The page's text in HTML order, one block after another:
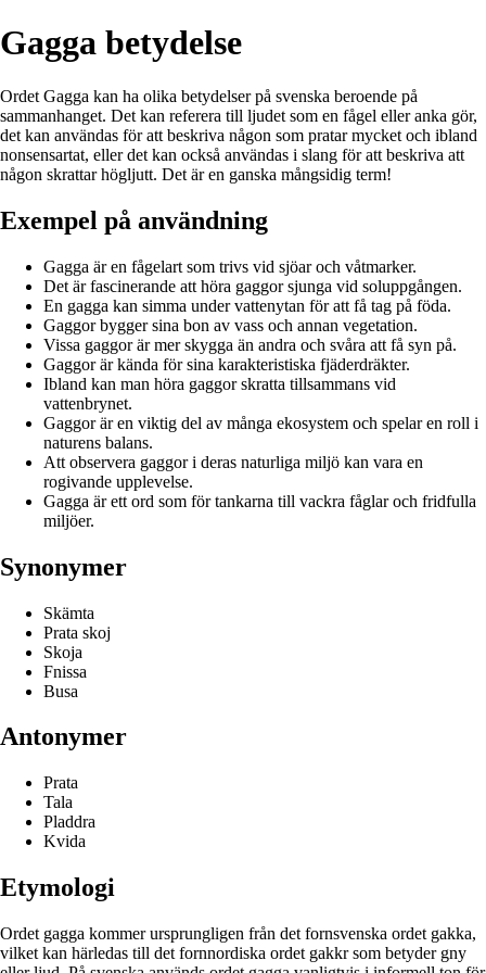
Gagga betydelse
Ordet Gagga kan ha olika betydelser på svenska beroende på
sammanhanget. Det kan referera till ljudet som en fågel eller anka gör,
det kan användas för att beskriva någon som pratar mycket och ibland
nonsensartat, eller det kan också användas i slang för att beskriva att
någon skrattar högljutt. Det är en ganska mångsidig term!
Exempel på användning
Gagga är en fågelart som trivs vid sjöar och våtmarker.
Det är fascinerande att höra gaggor sjunga vid soluppgången.
En gagga kan simma under vattenytan för att få tag på föda.
Gaggor bygger sina bon av vass och annan vegetation.
Vissa gaggor är mer skygga än andra och svåra att få syn på.
Gaggor är kända för sina karakteristiska fjäderdräkter.
Ibland kan man höra gaggor skratta tillsammans vid
vattenbrynet.
Gaggor är en viktig del av många ekosystem och spelar en roll i
naturens balans.
Att observera gaggor i deras naturliga miljö kan vara en
rogivande upplevelse.
Gagga är ett ord som för tankarna till vackra fåglar och fridfulla
miljöer.
Synonymer
Skämta
Prata skoj
Skoja
Fnissa
Busa
Antonymer
Prata
Tala
Pladdra
Kvida
Etymologi
Ordet gagga kommer ursprungligen från det fornsvenska ordet gakka,
vilket kan härledas till det fornnordiska ordet gakkr som betyder gny